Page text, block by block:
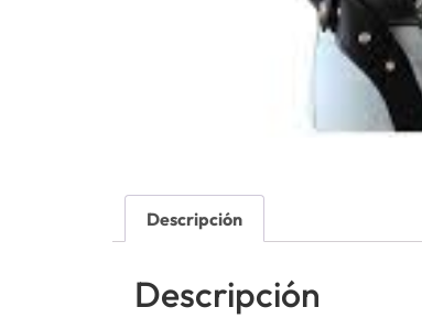
Descripción
Descripción